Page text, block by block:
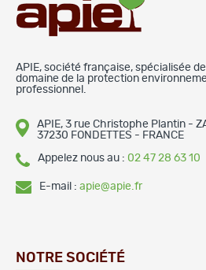
APIE, société française, spécialisée
domaine de la protection
professionnel.
APIE, 3 rue Christophe Plantin -
37230 FONDETTES - FRANCE
Appelez nous au : 02 47 28 63 10
E-mail : apie@apie.fr
NOTRE SOCIÉTÉ